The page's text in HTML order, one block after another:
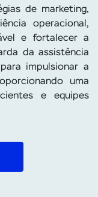
de marketing,
operacional,
e fortalecer a
da assistência
impulsionar a
uma
e equipes